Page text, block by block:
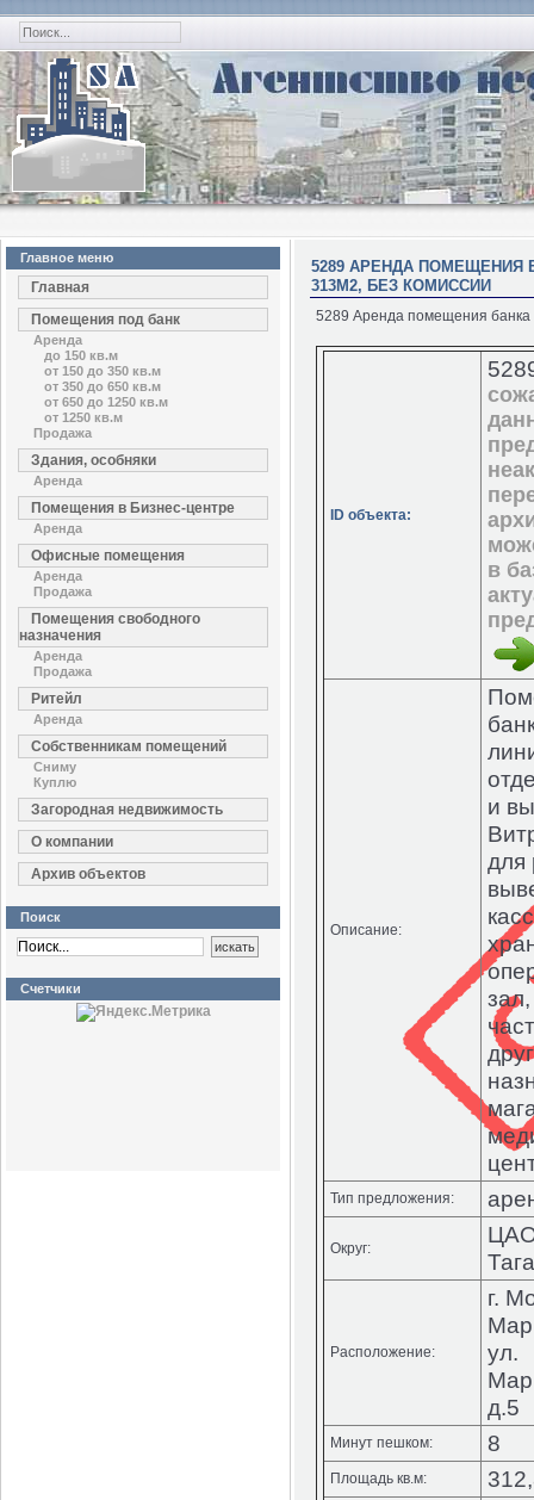
Главное меню
Главная
Помещения под банк
Аренда
до 150 кв.м
от 150 до 350 кв.м
от 350 до 650 кв.м
от 650 до 1250 кв.м
от 1250 кв.м
Продажа
Здания, особняки
Аренда
Помещения в Бизнес-центре
Аренда
Офисные помещения
Аренда
Продажа
Помещения свободного
назначения
Аренда
Продажа
Ритейл
Аренда
Собственникам помещений
Сниму
Куплю
Загородная недвижимость
О компании
Архив объектов
Поиск
Счетчики
5289 АРЕНДА ПОМЕЩЕНИЯ
313М2, БЕЗ КОМИССИИ
5289 Аренда помещения банка
ID объекта:
в
Описание:
и
для
Тип предложения:
Округ:
Расположение:
г.
ул.
д.5
Минут пешком: 8
Площадь кв.м: